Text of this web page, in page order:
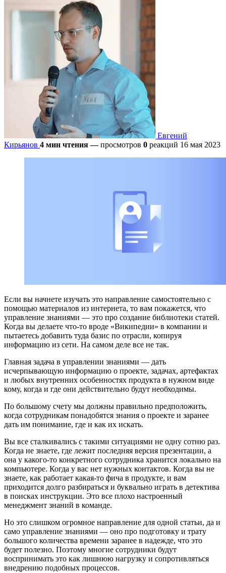
Евгений
Кирьянов 4 мин чтения —просмотров 0 реакций 16 мая 2023
Если вы начнете изучать это направление самостоятельно с
помощью материалов из интернета, то вам покажется, что
управление знаниями — это про создание библиотеки статей.
Когда вы делаете что-то вроде «Википедии» в компании и
пытаетесь добавить туда базис по отрасли, копируя
информацию из сети. На самом деле все не так.
Главная задача в управлении знаниями — дать
исчерпывающую информацию о проекте, задачах, артефактах
и любых внутренних особенностях продукта в нужном виде
кому, когда и где они действительно будут необходимы.
По большому счету мы должны правильно предположить,
когда сотрудникам понадобятся знания о проекте и заранее
дать им понимание, где и как их искать.
Вы все сталкивались с такими ситуациями не одну сотню раз.
Когда не знаете, где лежит последняя версия презентации, а
она у какого-то конкретного сотрудника хранится локально на
компьютере. Когда у вас нет нужных контактов. Когда вы не
знаете, как работает какая-то фича в продукте, и вам
приходится долго разбираться и буквально играть в детектива
в поисках инструкции. Это все плохо настроенный
менеджмент знаний в команде.
Но это слишком огромное направление для одной статьи, да и
само управление знаниями — оно про подготовку и трату
большого количества времени заранее в надежде, что это
будет полезно. Поэтому многие сотрудники будут
воспринимать это как лишнюю нагрузку и сопротивляться
внедрению подобных процессов.